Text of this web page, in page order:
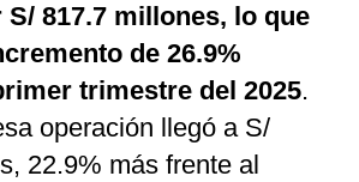
817.7 millones, lo que
de 26.9%
trimestre del 2025.
operación llegó a S/
22.9% más frente al